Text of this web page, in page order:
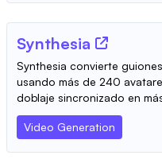
Synthesia
Synthesia convierte
usando más de 240
doblaje sincronizado en
Video Generation